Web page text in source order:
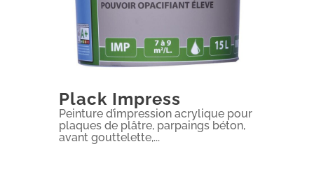
Plack Impress
Peinture d’impression acrylique pour
plaques de plâtre, parpaings béton,
avant gouttelette,...